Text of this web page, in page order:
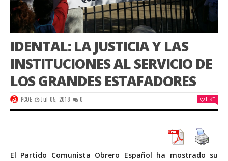
IDENTAL: LA JUSTICIA Y LAS
INSTITUCIONES AL SERVICIO DE
LOS GRANDES ESTAFADORES
PCOE Jul 05, 2018 0 LIKE
El Partido Comunista Obrero Español ha mostrado su